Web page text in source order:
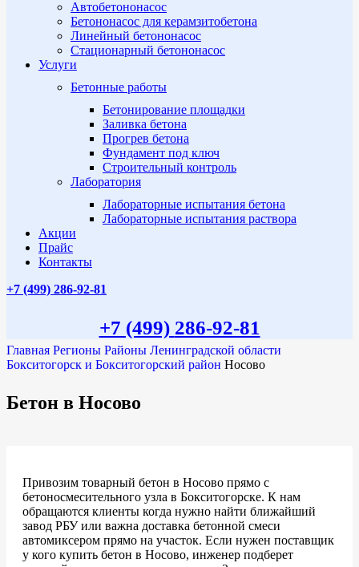
Автобетононасос
Бетононасос для керамзитобетона
Линейный бетононасос
Стационарный бетононасос
Услуги
Бетонные работы
Бетонирование площадки
Заливка бетона
Прогрев бетона
Фундамент под ключ
Строительный контроль
Лаборатория
Лабораторные испытания бетона
Лабораторные испытания раствора
Акции
Прайс
Контакты
+7 (499) 286-92-81
+7 (499) 286-92-81
Главная Регионы Районы Ленинградской области
Бокситогорск и Бокситогорский район Носово
Бетон в Носово
Привозим товарный бетон в Носово прямо с
бетоносмесительного узла в Бокситогорске. К нам
обращаются клиенты когда нужно найти ближайший
завод РБУ или важна доставка бетонной смеси
автомиксером прямо на участок. Если нужен поставщик
у кого купить бетон в Носово, инженер подберет